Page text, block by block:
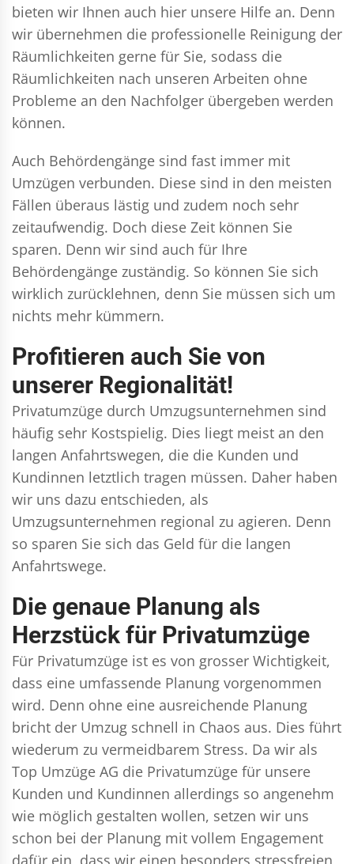
bieten wir Ihnen auch hier unsere Hilfe an. Denn
wir übernehmen die professionelle Reinigung der
Räumlichkeiten gerne für Sie, sodass die
Räumlichkeiten nach unseren Arbeiten ohne
Probleme an den Nachfolger übergeben werden
können.
Auch Behördengänge sind fast immer mit
Umzügen verbunden. Diese sind in den meisten
Fällen überaus lästig und zudem noch sehr
zeitaufwendig. Doch diese Zeit können Sie
sparen. Denn wir sind auch für Ihre
Behördengänge zuständig. So können Sie sich
wirklich zurücklehnen, denn Sie müssen sich um
nichts mehr kümmern.
Profitieren auch Sie von
unserer Regionalität!
Privatumzüge durch Umzugsunternehmen sind
häufig sehr Kostspielig. Dies liegt meist an den
langen Anfahrtswegen, die die Kunden und
Kundinnen letztlich tragen müssen. Daher haben
wir uns dazu entschieden, als
Umzugsunternehmen regional zu agieren. Denn
so sparen Sie sich das Geld für die langen
Anfahrtswege.
Die genaue Planung als
Herzstück für Privatumzüge
Für Privatumzüge ist es von grosser Wichtigkeit,
dass eine umfassende Planung vorgenommen
wird. Denn ohne eine ausreichende Planung
bricht der Umzug schnell in Chaos aus. Dies führt
wiederum zu vermeidbarem Stress. Da wir als
Top Umzüge AG die Privatumzüge für unsere
Kunden und Kundinnen allerdings so angenehm
wie möglich gestalten wollen, setzen wir uns
schon bei der Planung mit vollem Engagement
dafür ein, dass wir einen besonders stressfreien